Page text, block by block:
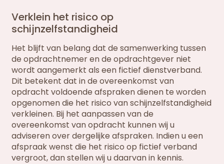
Verklein het risico op
schijnzelfstandigheid
Het blijft van belang dat de samenwerking tussen
de opdrachtnemer en de opdrachtgever niet
wordt aangemerkt als een fictief dienstverband.
Dit betekent dat in de overeenkomst van
opdracht voldoende afspraken dienen te worden
opgenomen die het risico van schijnzelfstandigheid
verkleinen. Bij het aanpassen van de
overeenkomst van opdracht kunnen wij u
adviseren over dergelijke afspraken. Indien u een
afspraak wenst die het risico op fictief verband
vergroot, dan stellen wij u daarvan in kennis.